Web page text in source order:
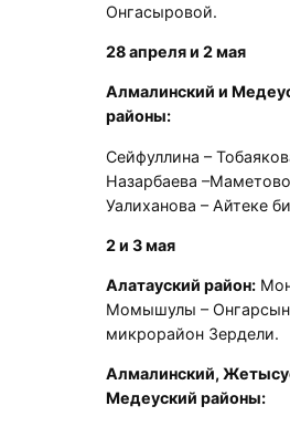
Онгасыровой.
28 апреля и 2 мая
Алмалинский и
районы:
Сейфуллина –
Назарбаева
Уалиханова – Айтеке
2 и 3 мая
Алатауский район:
Момышулы –
микрорайон Зердели.
Алмалинский,
Медеуский районы: